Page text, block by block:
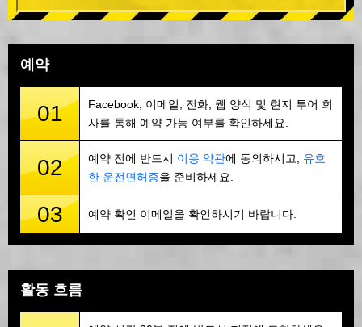
예약
01
Facebook, 이메일, 전화, 웹 양식 및 현지 투어 회
사를 통해 예약 가능 여부를 확인하세요.
02 예약 전에 반드시 이용 약관에 동의하시고, 유효
한 운전면허증을 준비하세요.
03 예약 확인 이메일을 확인하시기 바랍니다.
활동 흐름